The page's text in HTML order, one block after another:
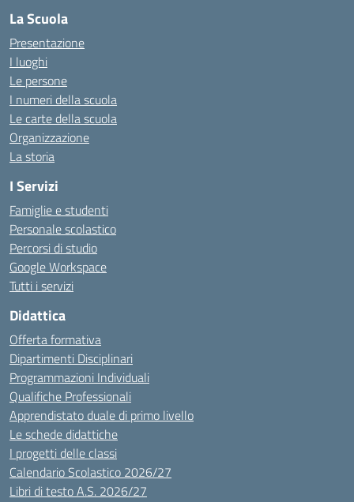
La Scuola
Presentazione
I luoghi
Le persone
I numeri della scuola
Le carte della scuola
Organizzazione
La storia
I Servizi
Famiglie e studenti
Personale scolastico
Percorsi di studio
Google Workspace
Tutti i servizi
Didattica
Offerta formativa
Dipartimenti Disciplinari
Programmazioni Individuali
Qualifiche Professionali
Apprendistato duale di primo livello
Le schede didattiche
I progetti delle classi
Calendario Scolastico 2026/27
Libri di testo A.S. 2026/27